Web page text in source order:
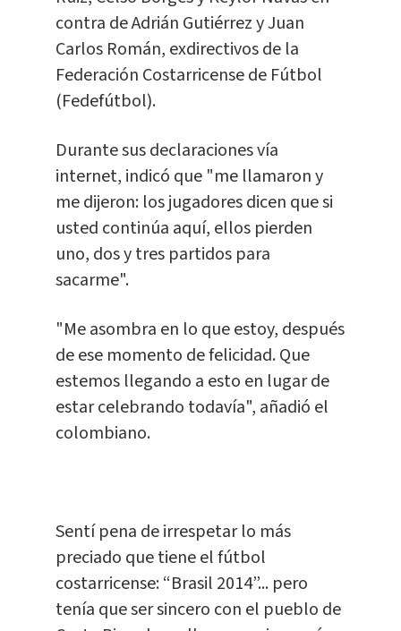
contra de Adrián Gutiérrez y Juan
Carlos Román, exdirectivos de la
Federación Costarricense de Fútbol
(Fedefútbol).
Durante sus declaraciones vía
internet, indicó que "me llamaron y
me dijeron: los jugadores dicen que si
usted continúa aquí, ellos pierden
uno, dos y tres partidos para
sacarme".
"Me asombra en lo que estoy, después
de ese momento de felicidad. Que
estemos llegando a esto en lugar de
estar celebrando todavía", añadió el
colombiano.
Sentí pena de irrespetar lo más
preciado que tiene el fútbol
costarricense: “Brasil 2014”... pero
tenía que ser sincero con el pueblo de